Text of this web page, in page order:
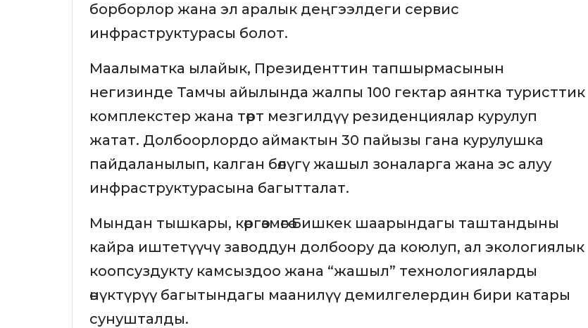
борборлор жана эл аралык деңгээлдеги сервис
инфраструктурасы болот.
Маалыматка ылайык, Президенттин тапшырмасынын
негизинде Тамчы айылында жалпы 100 гектар аянтка туристтик
комплекстер жана төрт мезгилдүү резиденциялар курулуп
жатат. Долбоорлордо аймактын 30 пайызы гана курулушка
пайдаланылып, калган бөлүгү жашыл зоналарга жана эс алуу
инфраструктурасына багытталат.
Мындан тышкары, көргөзмөгө Бишкек шаарындагы таштандыны
кайра иштетүүчү заводдун долбоору да коюлуп, ал экологиялык
коопсуздукту камсыздоо жана “жашыл” технологияларды
өнүктүрүү багытындагы маанилүү демилгелердин бири катары
сунушталды.